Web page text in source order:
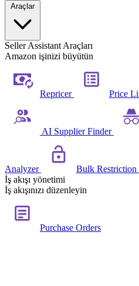
Araçlar
Seller Assistant Araçları
Amazon işinizi büyütün
Repricer Price
AI Supplier Finder
Analyzer Bulk Restriction
İş akışı yönetimi
İş akışınızı düzenleyin
Purchase Orders